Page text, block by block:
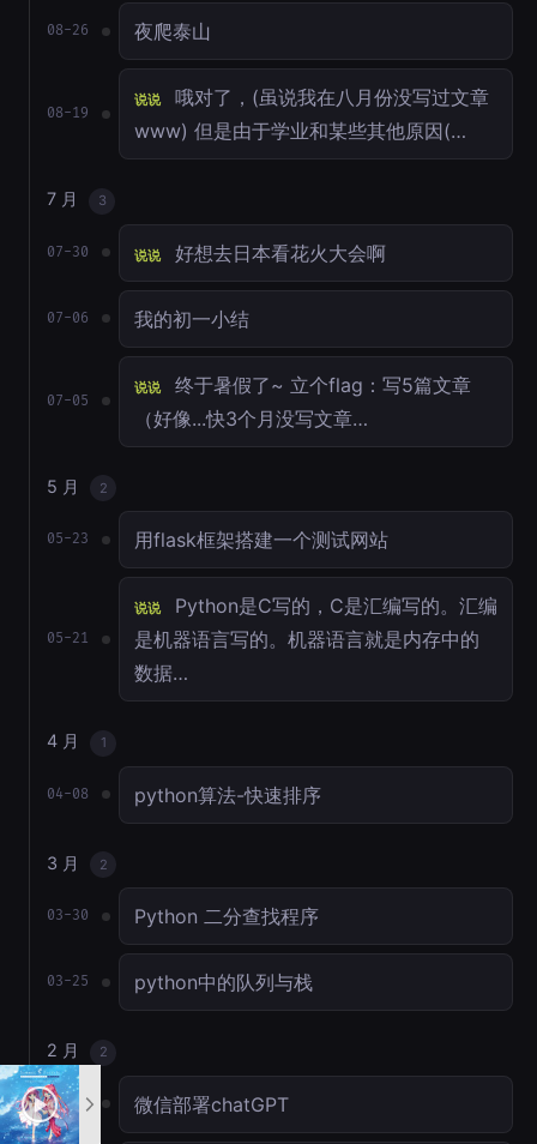
08-26 夜爬泰山
08-19
说说
哦对了，(虽说我在八月份没写过文章
www) 但是由于学业和某些其他原因(…
7 月 3
07-30 说说 好想去日本看花火大会啊
07-06 我的初一小结
07-05
说说
终于暑假了~ 立个flag：写5篇文章
（好像...快3个月没写文章…
5 月 2
05-23 用flask框架搭建一个测试网站
05-21
说说
Python是C写的，C是汇编写的。汇编
是机器语言写的。机器语言就是内存中的
数据…
4 月 1
04-08 python算法-快速排序
3 月 2
03-30 Python 二分查找程序
03-25 python中的队列与栈
2 月 2
02-17 微信部署chatGPT